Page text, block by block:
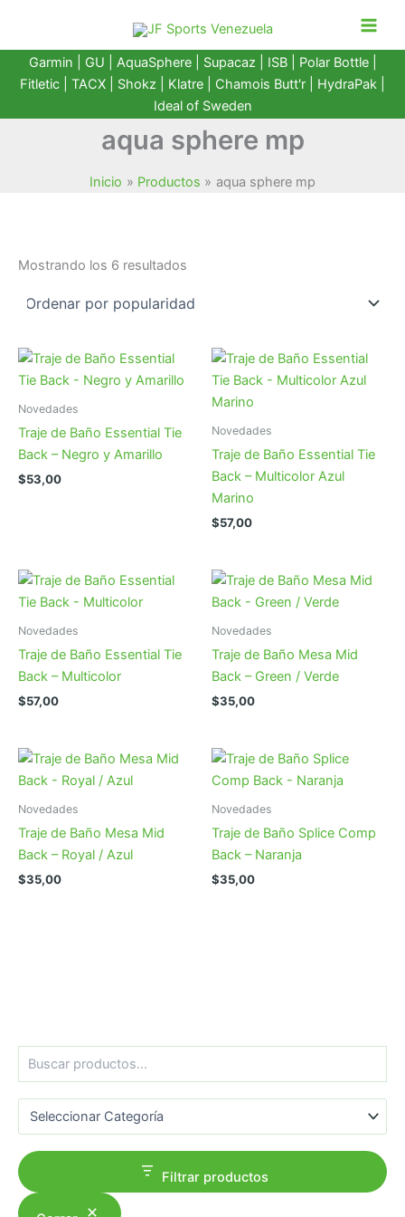
contenido
Garmin GU AquaSphere| Supacaz | ISB | Polar Bottle|
Fitletic
TACX Shokz Klatre Chamois Butt'r HydraPak
Ideal of Sweden
aqua sphere mp
Inicio Productos aqua sphere mp
Filtrar productos
Mostrando los 6 resultados
Novedades
Traje de Baño Essential Tie
Back – Negro y Amarillo
$53,00
Novedades
Traje de Baño Essential Tie
Back – Multicolor Azul
Marino
$57,00
Novedades
Traje de Baño Essential Tie
Back – Multicolor
$57,00
Novedades
Traje de Baño Mesa Mid
Back – Green / Verde
$35,00
Novedades
Traje de Baño Mesa Mid
Back – Royal / Azul
$35,00
Novedades
Traje de Baño Splice Comp
Back – Naranja
$35,00